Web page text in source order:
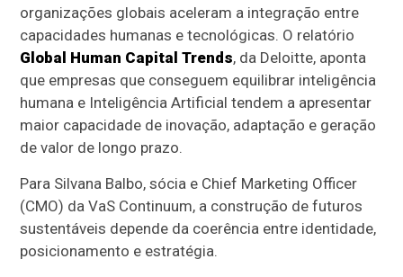
organizações globais aceleram a integração entre
capacidades humanas e tecnológicas. O relatório
Global Human Capital Trends, da Deloitte, aponta
que empresas que conseguem equilibrar inteligência
humana e Inteligência Artificial tendem a apresentar
maior capacidade de inovação, adaptação e geração
de valor de longo prazo.
Para Silvana Balbo, sócia e Chief Marketing Officer
(CMO) da VaS Continuum, a construção de futuros
sustentáveis depende da coerência entre identidade,
posicionamento e estratégia.